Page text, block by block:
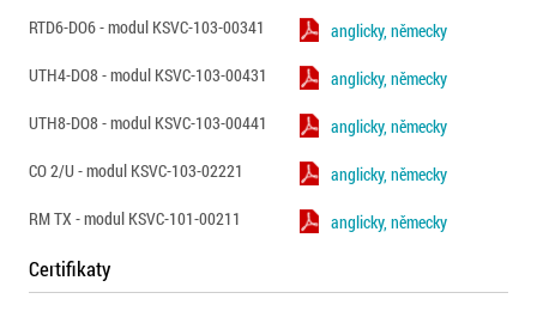
RTD6-DO6 - modul KSVC-103-00341
anglicky, německy
UTH4-DO8 - modul KSVC-103-00431
anglicky, německy
UTH8-DO8 - modul KSVC-103-00441
anglicky, německy
CO 2/U - modul KSVC-103-02221
anglicky, německy
RM TX - modul KSVC-101-00211
anglicky, německy
Certifikaty